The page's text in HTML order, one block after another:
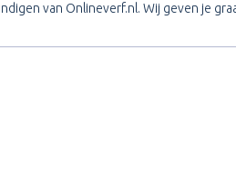
van Onlineverf.nl. Wij geven je